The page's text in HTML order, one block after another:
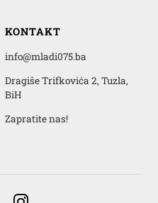
KONTAKT
info@mladi075.ba
Dragiše Trifkovića 2, Tuzla,
BiH
Zapratite nas!